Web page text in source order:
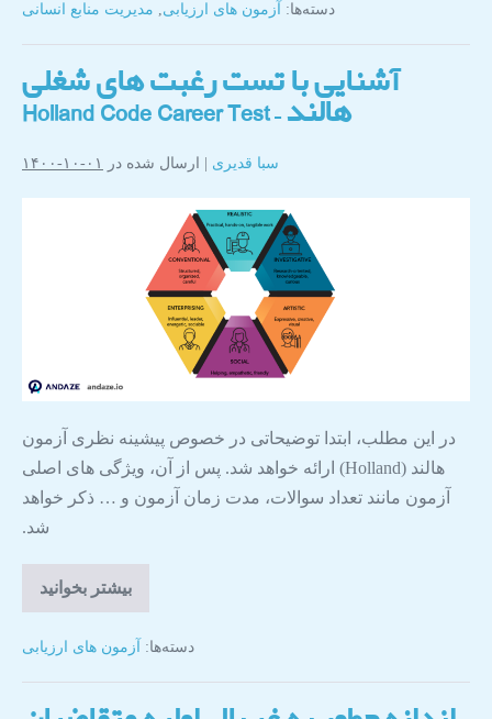
دسته‌ها: آزمون های ارزیابی , مدیریت منابع انسانی
آشنایی با تست رغبت های شغلی
هالند – Holland Code Career Test
سبا قدیری| ارسال شده در ۰۱-۱۰-۱۴۰۰
در این مطلب، ابتدا توضیحاتی در خصوص پیشینه نظری آزمون
هالند (Holland) ارائه خواهد شد. پس از آن، ویژگی های اصلی
آزمون مانند تعداد سوالات، مدت زمان آزمون و … ذکر خواهد
شد.
بیشتر بخوانید
دسته‌ها: آزمون های ارزیابی